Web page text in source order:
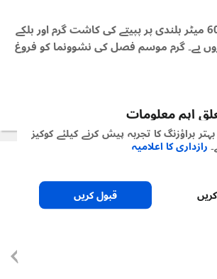
سطح سمندر سے 600 میٹر بلندی پر پپیتے کی کاشت گرم اور ہلکے
ہے۔ گرم موسم فصل کی نشوونما کو فروغ
لیے زیادہ نمی مطلوب ہوتی ہے، جبکہ خشک
ہوتے ہیں۔ ان کی کم گہری جڑوں کی
کے لیے نقصان دہ ہوتی ہیں۔
کر کے دیکھیں کہ اس عرصے کے دوران
کی فصل کو نقصان پہنچا سکتی ہیں۔
اہم معلومات
براؤزنگ کا تجربہ پیش کرنے کیلئے کوکیز
رازداری کا اعلامیہ
قبول کریں